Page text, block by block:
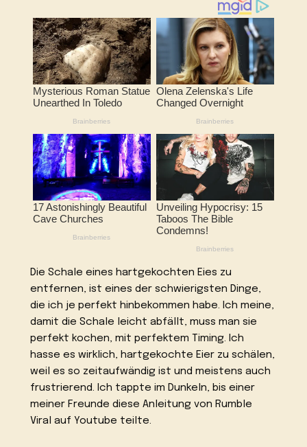
Die Schale eines hartgekochten Eies zu
entfernen, ist eines der schwierigsten Dinge,
die ich je perfekt hinbekommen habe. Ich meine,
damit die Schale leicht abfällt, muss man sie
perfekt kochen, mit perfektem Timing. Ich
hasse es wirklich, hartgekochte Eier zu schälen,
weil es so zeitaufwändig ist und meistens auch
frustrierend. Ich tappte im Dunkeln, bis einer
meiner Freunde diese Anleitung von Rumble
Viral auf Youtube teilte.